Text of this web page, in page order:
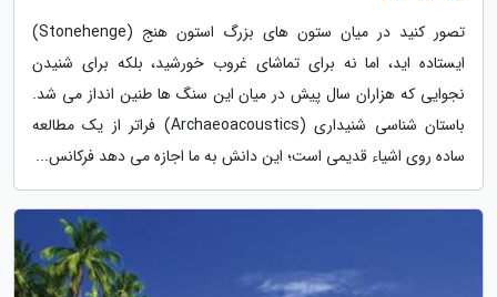
تصور کنید در میان ستون های بزرگ استون هنج (Stonehenge)
ایستاده اید، اما نه برای تماشای غروب خورشید، بلکه برای شنیدن
نجوایی که هزاران سال پیش در میان این سنگ ها طنین انداز می شد.
باستان شناسی شنیداری (Archaeoacoustics) فراتر از یک مطالعه
ساده روی اشیاء قدیمی است؛ این دانش به ما اجازه می دهد فرکانس...